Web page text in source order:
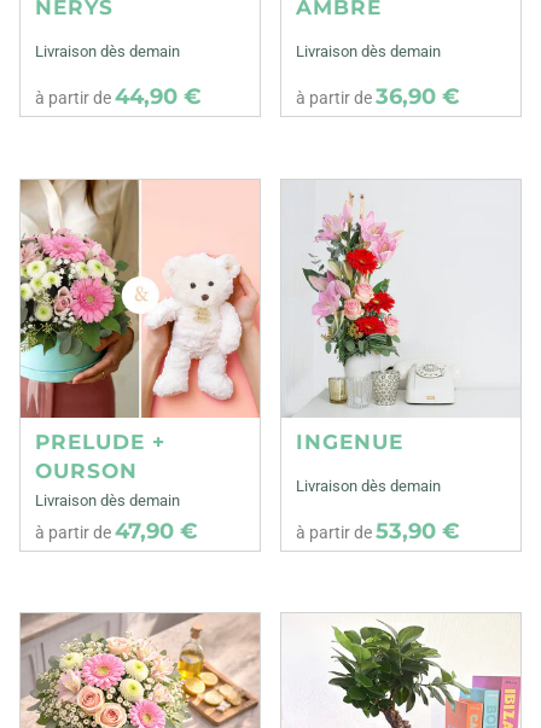
NERYS
Livraison dès demain
à partir de44,90 €
AMBRE
Livraison dès demain
à partir de36,90 €
PRELUDE +
OURSON
Livraison dès demain
à partir de47,90 €
INGENUE
Livraison dès demain
à partir de53,90 €